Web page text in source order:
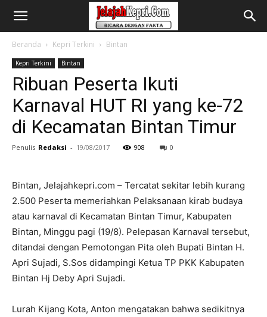
Beranda Kepri Terkini Bintan
Kepri Terkini Bintan
Ribuan Peserta Ikuti
Karnaval HUT RI yang ke-72
di Kecamatan Bintan Timur
Penulis Redaksi - 19/08/2017 908 0
Bintan, Jelajahkepri.com – Tercatat sekitar lebih kurang
2.500 Peserta memeriahkan Pelaksanaan kirab budaya
atau karnaval di Kecamatan Bintan Timur, Kabupaten
Bintan, Minggu pagi (19/8). Pelepasan Karnaval tersebut,
ditandai dengan Pemotongan Pita oleh Bupati Bintan H.
Apri Sujadi, S.Sos didampingi Ketua TP PKK Kabupaten
Bintan Hj Deby Apri Sujadi.
Lurah Kijang Kota, Anton mengatakan bahwa sedikitnya